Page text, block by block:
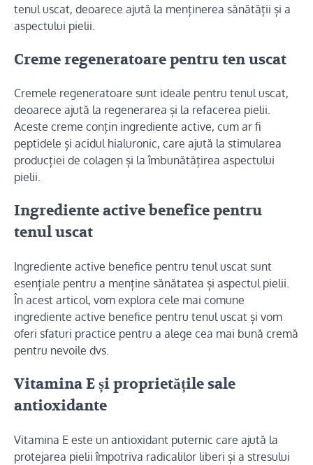
tenul uscat, deoarece ajută la menținerea sănătății și a
aspectului pielii.
Creme regeneratoare pentru ten uscat
Cremele regeneratoare sunt ideale pentru tenul uscat,
deoarece ajută la regenerarea și la refacerea pielii.
Aceste creme conțin ingrediente active, cum ar fi
peptidele și acidul hialuronic, care ajută la stimularea
producției de colagen și la îmbunătățirea aspectului
pielii.
Ingrediente active benefice pentru
tenul uscat
Ingrediente active benefice pentru tenul uscat sunt
esențiale pentru a menține sănătatea și aspectul pielii.
În acest articol, vom explora cele mai comune
ingrediente active benefice pentru tenul uscat și vom
oferi sfaturi practice pentru a alege cea mai bună cremă
pentru nevoile dvs.
Vitamina E și proprietățile sale
antioxidante
Vitamina E este un antioxidant puternic care ajută la
protejarea pielii împotriva radicalilor liberi și a stresului